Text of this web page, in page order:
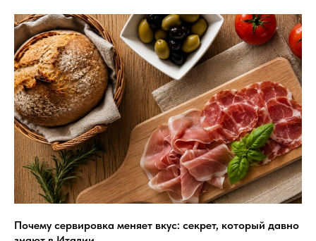
Почему сервировка меняет вкус: секрет, который давно